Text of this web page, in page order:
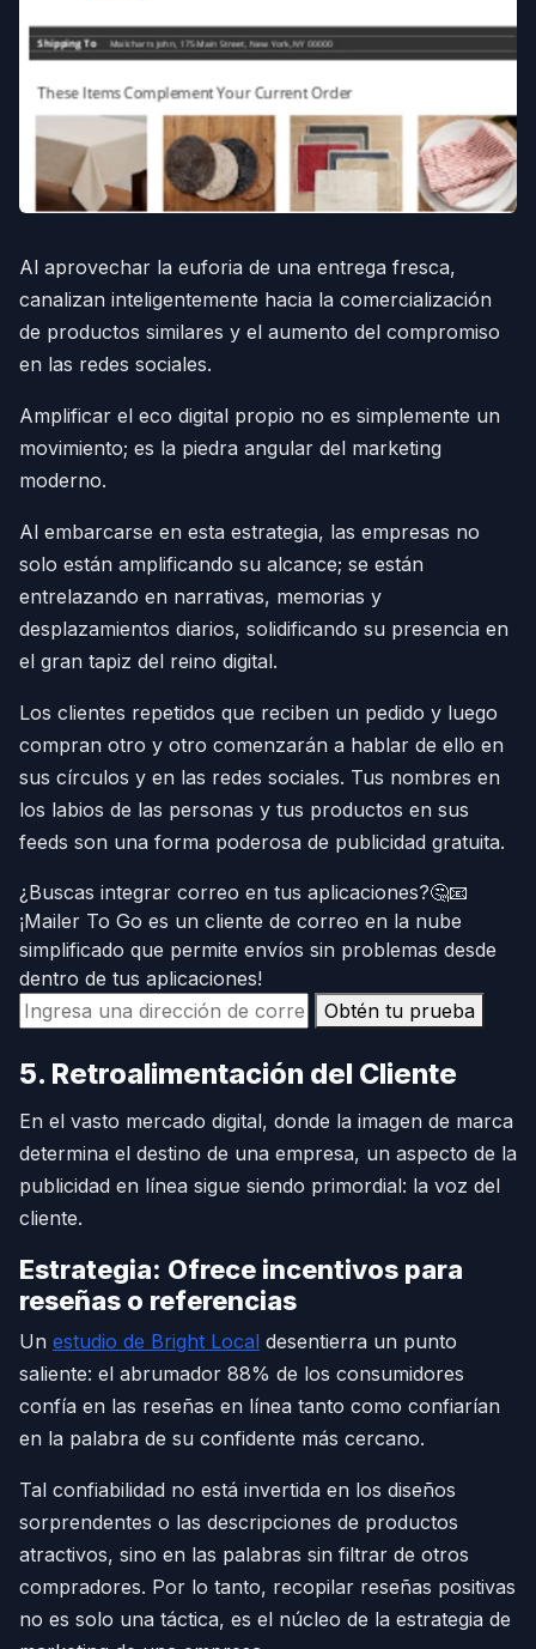
Al aprovechar la euforia de una entrega fresca,
canalizan inteligentemente hacia la comercialización
de productos similares y el aumento del compromiso
en las redes sociales.
Amplificar el eco digital propio no es simplemente un
movimiento; es la piedra angular del marketing
moderno.
Al embarcarse en esta estrategia, las empresas no
solo están amplificando su alcance; se están
entrelazando en narrativas, memorias y
desplazamientos diarios, solidificando su presencia en
el gran tapiz del reino digital.
Los clientes repetidos que reciben un pedido y luego
compran otro y otro comenzarán a hablar de ello en
sus círculos y en las redes sociales. Tus nombres en
los labios de las personas y tus productos en sus
feeds son una forma poderosa de publicidad gratuita.
¿Buscas integrar correo en tus aplicaciones?🤔📧
¡Mailer To Go es un cliente de correo en la nube
simplificado que permite envíos sin problemas desde
dentro de tus aplicaciones!
Obtén tu prueba
5. Retroalimentación del Cliente
En el vasto mercado digital, donde la imagen de marca
determina el destino de una empresa, un aspecto de la
publicidad en línea sigue siendo primordial: la voz del
cliente.
Estrategia: Ofrece incentivos para
reseñas o referencias
Un estudio de Bright Local desentierra un punto
saliente: el abrumador 88% de los consumidores
confía en las reseñas en línea tanto como confiarían
en la palabra de su confidente más cercano.
Tal confiabilidad no está invertida en los diseños
sorprendentes o las descripciones de productos
atractivos, sino en las palabras sin filtrar de otros
compradores. Por lo tanto, recopilar reseñas positivas
no es solo una táctica, es el núcleo de la estrategia de